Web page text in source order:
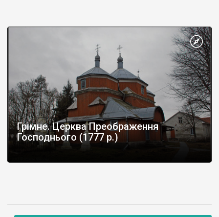
Грімне. Церква Преображення
Господнього (1777 р.)